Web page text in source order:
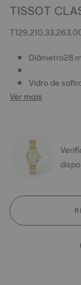
TISSOT
Diâmetro28
Vidro de
Ver mais